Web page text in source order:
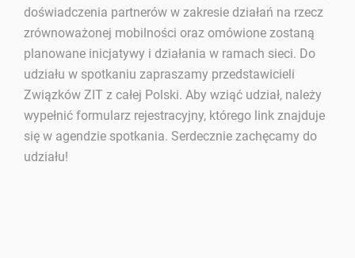
doświadczenia partnerów w zakresie działań na rzecz
zrównoważonej mobilności oraz omówione zostaną
planowane inicjatywy i działania w ramach sieci. Do
udziału w spotkaniu zapraszamy przedstawicieli
Związków ZIT z całej Polski. Aby wziąć udział, należy
wypełnić formularz rejestracyjny, którego link znajduje
się w agendzie spotkania. Serdecznie zachęcamy do
udziału!